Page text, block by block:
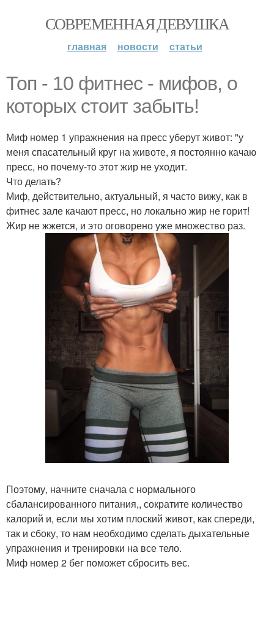
СОВРЕМЕННАЯ ДЕВУШКА
главная новости статьи
Топ - 10 фитнес - мифов, о
которых стоит забыть!
Миф номер 1 упражнения на пресс уберут живот: "у
меня спасательный круг на животе, я постоянно качаю
пресс, но почему-то этот жир не уходит.
Что делать?
Миф, действительно, актуальный, я часто вижу, как в
фитнес зале качают пресс, но локально жир не горит!
Жир не жжется, и это оговорено уже множество раз.
Поэтому, начните сначала с нормального
сбалансированного питания,, сократите количество
калорий и, если мы хотим плоский живот, как спереди,
так и сбоку, то нам необходимо сделать дыхательные
упражнения и тренировки на все тело.
Миф номер 2 бег поможет сбросить вес.